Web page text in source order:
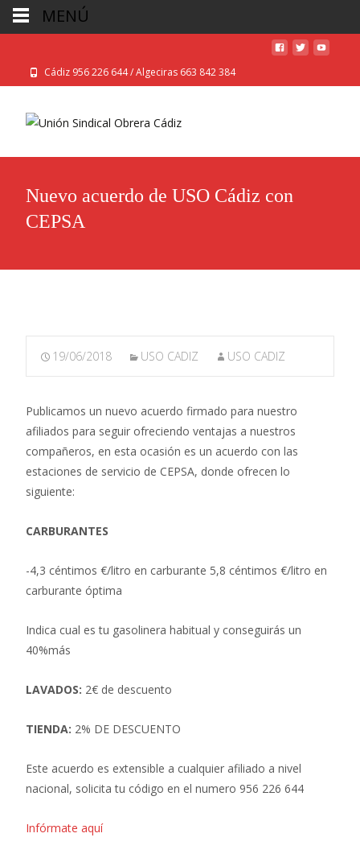
Cádiz 956 226 644 / Algeciras 663 842 384
Nuevo acuerdo de USO Cádiz con
CEPSA
19/06/2018 USO CADIZ USO CADIZ
Publicamos un nuevo acuerdo firmado para nuestro
afiliados para seguir ofreciendo ventajas a nuestros
compañeros, en esta ocasión es un acuerdo con las
estaciones de servicio de CEPSA, donde ofrecen lo
siguiente:
CARBURANTES
-4,3 céntimos €/litro en carburante 5,8 céntimos €/litro en
carburante óptima
Indica cual es tu gasolinera habitual y conseguirás un
40%más
LAVADOS: 2€ de descuento
TIENDA: 2% DE DESCUENTO
Este acuerdo es extensible a cualquier afiliado a nivel
nacional, solicita tu código en el numero 956 226 644
Infórmate aquí
MENÚ